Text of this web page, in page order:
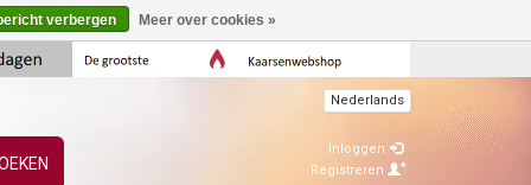
Nederlands
Inloggen
Registreren
verbergen Meer over cookies »